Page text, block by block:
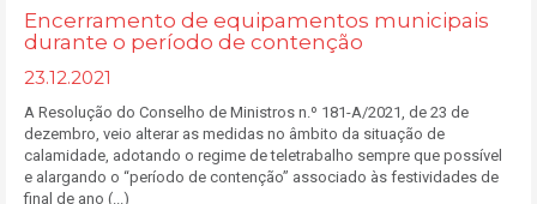
Encerramento de equipamentos municipais
durante o período de contenção
23.12.2021
A Resolução do Conselho de Ministros n.º 181-A/2021, de 23 de
dezembro, veio alterar as medidas no âmbito da situação de
calamidade, adotando o regime de teletrabalho sempre que possível
e alargando o “período de contenção” associado às festividades de
final de ano (...)